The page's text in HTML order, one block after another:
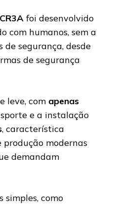
foi desenvolvido
com humanos, sem a
de segurança, desde
de segurança
leve, com apenas
e a instalação
, característica
produção modernas
demandam
simples, como